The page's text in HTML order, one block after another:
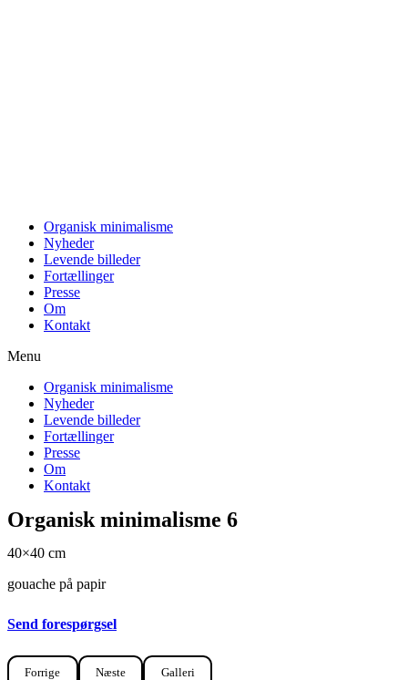
Organisk minimalisme
Nyheder
Levende billeder
Fortællinger
Presse
Om
Kontakt
Menu
Organisk minimalisme
Nyheder
Levende billeder
Fortællinger
Presse
Om
Kontakt
Organisk minimalisme 6
40×40 cm
gouache på papir
Send forespørgsel
Forrige Næste Galleri